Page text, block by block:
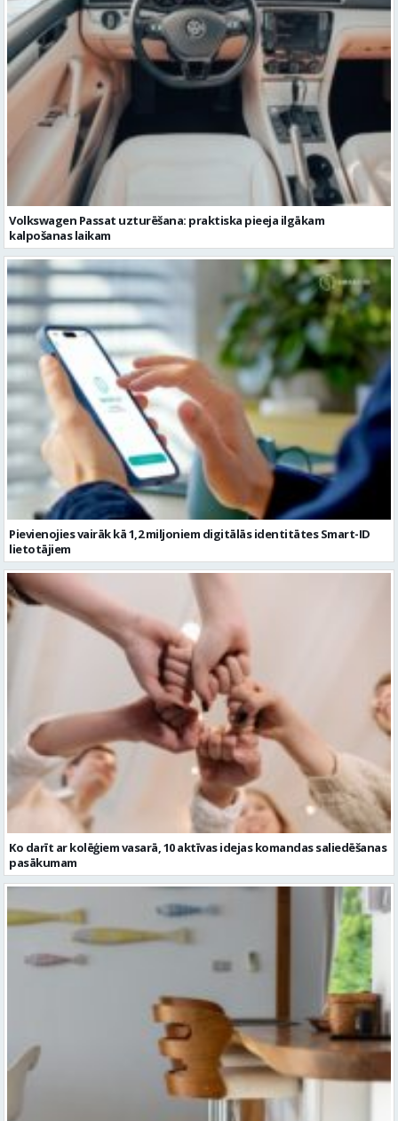
Volkswagen Passat uzturēšana: praktiska pieeja ilgākam
kalpošanas laikam
Pievienojies vairāk kā 1,2 miljoniem digitālās identitātes Smart-ID
lietotājiem
Ko darīt ar kolēģiem vasarā, 10 aktīvas idejas komandas saliedēšanas
pasākumam
Kā bāra krēsli papildina virtuves vai bāra zonu